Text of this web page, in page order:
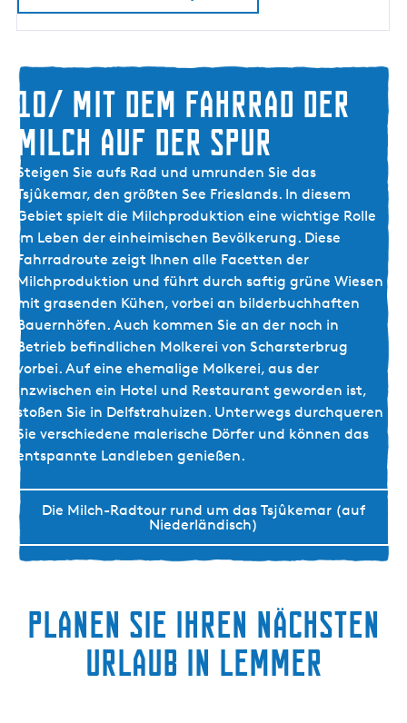
e
r10/ Mit dem Fahrrad der
Milch auf der Spur
1
0
/
M
t
d
e
m
F
a
h
r
r
a
d
d
e
r
Steigen Sie aufs Rad und umrunden Sie das
Tsjûkemar, den größten See Frieslands. In diesem
Gebiet spielt die Milchproduktion eine wichtige Rolle
im Leben der einheimischen Bevölkerung. Diese
Fahrradroute zeigt Ihnen alle Facetten der
Milchproduktion und führt durch saftig grüne Wiesen
mit grasenden Kühen, vorbei an bilderbuchhaften
Bauernhöfen. Auch kommen Sie an der noch in
Betrieb befindlichen Molkerei von Scharsterbrug
vorbei. Auf eine ehemalige Molkerei, aus der
inzwischen ein Hotel und Restaurant geworden ist,
stoßen Sie in Delfstrahuizen. Unterwegs durchqueren
Sie verschiedene malerische Dörfer und können das
entspannte Landleben genießen.
Die Milch-Radtour rund um das Tsjûkemar (auf
Niederländisch)
Planen Sie Ihren nächsten
Urlaub in Lemmer